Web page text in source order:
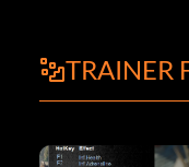
TRAINER